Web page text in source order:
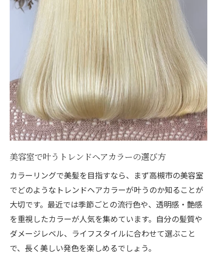
美容室で叶うトレンドヘアカラーの選び方
カラーリングで美髪を目指すなら、まず高槻市の美容室
でどのようなトレンドヘアカラーが叶うのか知ることが
大切です。最近では季節ごとの流行色や、透明感・艶感
を重視したカラーが人気を集めています。自分の髪質や
ダメージレベル、ライフスタイルに合わせて選ぶこと
で、長く美しい発色を楽しめるでしょう。